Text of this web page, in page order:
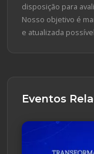
disposição para
Nosso objetivo é
e atualizada
Eventos